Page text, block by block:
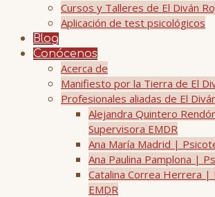
Cursos y Talleres de El Diván
Aplicación de test psicológicos
Blog
Conócenos
Acerca de
Manifiesto por la Tierra de El
Profesionales aliadas de El
Alejandra Quintero
Supervisora EMDR
Ana María Madrid |
Ana Paulina Pamplona |
Catalina Correa Herrera
EMDR